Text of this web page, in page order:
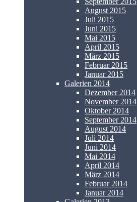
August 2015
Juli 2015
Juni 2015
Mai 2015
April 2015
März 2015
Februar 2015
Januar 2015
Galerien 2014
Dezember 2014
November 2014
Oktober 2014
September 2014
August 2014
Juli 2014
Juni 2014
Mai 2014
April 2014
März 2014
Februar 2014
Januar 2014